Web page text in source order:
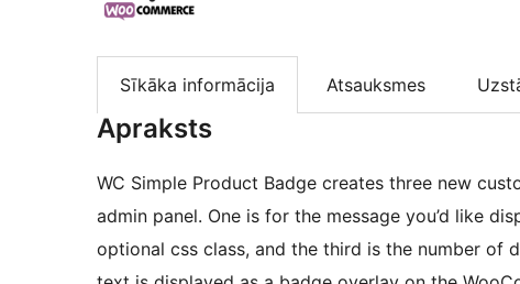
Sīkāka informācija Atsauksmes
Apraksts
WC Simple Product Badge creates three new
admin panel. One is for the message you’d like displayed on the badge, the second is for an
optional css class, and the third is the number of